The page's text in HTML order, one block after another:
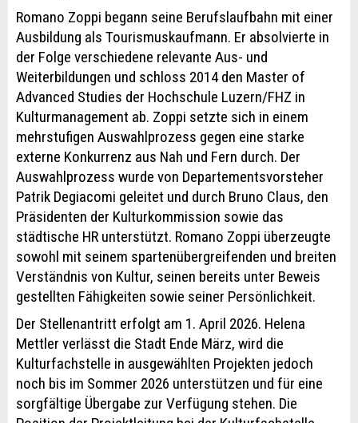
Romano Zoppi begann seine Berufslaufbahn mit einer
Ausbildung als Tourismuskaufmann. Er absolvierte in
der Folge verschiedene relevante Aus- und
Weiterbildungen und schloss 2014 den Master of
Advanced Studies der Hochschule Luzern/FHZ in
Kulturmanagement ab. Zoppi setzte sich in einem
mehrstufigen Auswahlprozess gegen eine starke
externe Konkurrenz aus Nah und Fern durch. Der
Auswahlprozess wurde von Departementsvorsteher
Patrik Degiacomi geleitet und durch Bruno Claus, den
Präsidenten der Kulturkommission sowie das
städtische HR unterstützt. Romano Zoppi überzeugte
sowohl mit seinem spartenübergreifenden und breiten
Verständnis von Kultur, seinen bereits unter Beweis
gestellten Fähigkeiten sowie seiner Persönlichkeit.
Der Stellenantritt erfolgt am 1. April 2026. Helena
Mettler verlässt die Stadt Ende März, wird die
Kulturfachstelle in ausgewählten Projekten jedoch
noch bis im Sommer 2026 unterstützen und für eine
sorgfältige Übergabe zur Verfügung stehen. Die